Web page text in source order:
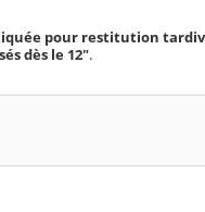
pour restitution
dès le 12".